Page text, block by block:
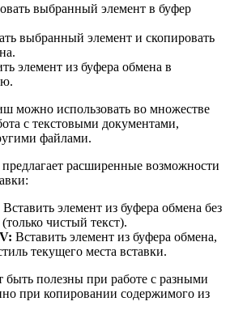
выбранный элемент в буфер
выбранный элемент и скопировать
элемент из буфера обмена в
можно использовать во множестве
с текстовыми документами,
файлами.
расширенные возможности
Вставить элемент из буфера обмена без
чистый текст).
Вставить элемент из буфера обмена,
текущего места вставки.
полезны при работе с разными
при копировании содержимого из